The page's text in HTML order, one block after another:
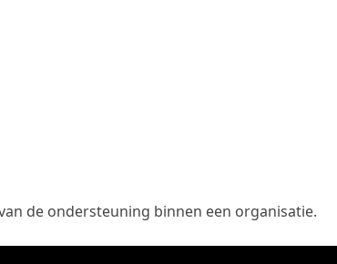
de ondersteuning binnen een organisatie.